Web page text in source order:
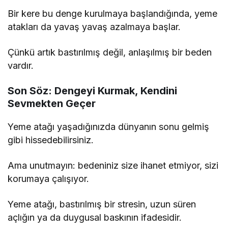
Bir kere bu denge kurulmaya başlandığında, yeme
atakları da yavaş yavaş azalmaya başlar.
Çünkü artık bastırılmış değil, anlaşılmış bir beden
vardır.
Son Söz: Dengeyi Kurmak, Kendini
Sevmekten Geçer
Yeme atağı yaşadığınızda dünyanın sonu gelmiş
gibi hissedebilirsiniz.
Ama unutmayın: bedeniniz size ihanet etmiyor, sizi
korumaya çalışıyor.
Yeme atağı, bastırılmış bir stresin, uzun süren
açlığın ya da duygusal baskının ifadesidir.